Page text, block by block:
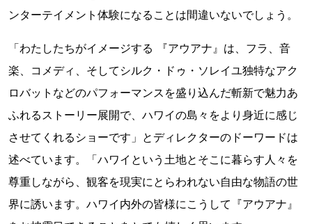
ンターテイメント体験になることは間違いないでしょう。
「わたしたちがイメージする 『アウアナ』は、フラ、音
楽、コメディ、そしてシルク・ドゥ・ソレイユ独特なアク
ロバットなどのパフォーマンスを盛り込んだ斬新で魅力あ
ふれるストーリー展開で、ハワイの島々をより身近に感じ
させてくれるショーです」とディレクターのドーワードは
述べています。「ハワイという土地とそこに暮らす人々を
尊重しながら、観客を現実にとらわれない自由な物語の世
界に誘います。ハワイ内外の皆様にこうして『アウアナ』